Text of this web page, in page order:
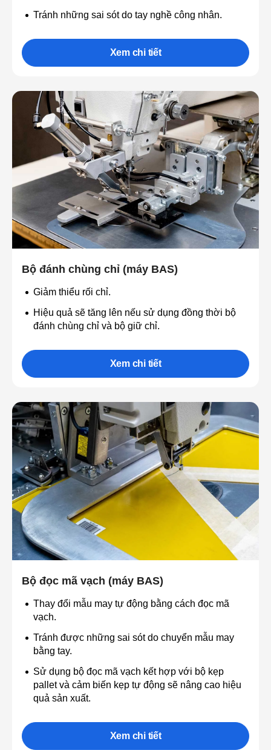
Tránh những sai sót do tay nghề công nhân.
Xem chi tiết
Bộ đánh chùng chỉ (máy BAS)
Giảm thiểu rối chỉ.
Hiệu quả sẽ tăng lên nếu sử dụng đồng thời bộ
đánh chùng chỉ và bộ giữ chỉ.
Xem chi tiết
Bộ đọc mã vạch (máy BAS)
Thay đổi mẫu may tự động bằng cách đọc mã
vạch.
Tránh được những sai sót do chuyển mẫu may
bằng tay.
Sử dụng bộ đọc mã vạch kết hợp với bộ kẹp
pallet và cảm biến kẹp tự động sẽ nâng cao hiệu
quả sản xuất.
Xem chi tiết